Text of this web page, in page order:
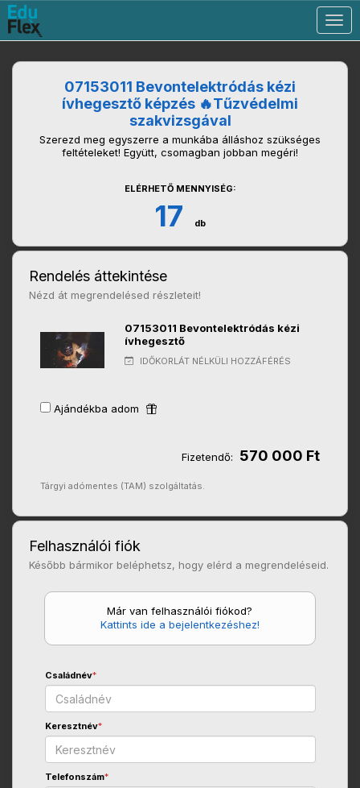
07153011 Bevontelektródás kézi
ívhegesztő képzés 🔥Tűzvédelmi
szakvizsgával
Szerezd meg egyszerre a munkába álláshoz szükséges
feltételeket! Együtt, csomagban jobban megéri!
ELÉRHETŐ MENNYISÉG:
17 db
Rendelés áttekintése
Nézd át megrendelésed részleteit!
07153011 Bevontelektródás kézi
ívhegesztő
IDŐKORLÁT NÉLKÜLI HOZZÁFÉRÉS
Ajándékba adom
Fizetendő: 570 000 Ft
Tárgyi adómentes (TAM) szolgáltatás.
Felhasználói fiók
Később bármikor beléphetsz, hogy elérd a megrendeléseid.
Már van felhasználói fiókod?
Kattints ide a bejelentkezéshez!
Családnév*
Keresztnév*
Telefonszám*